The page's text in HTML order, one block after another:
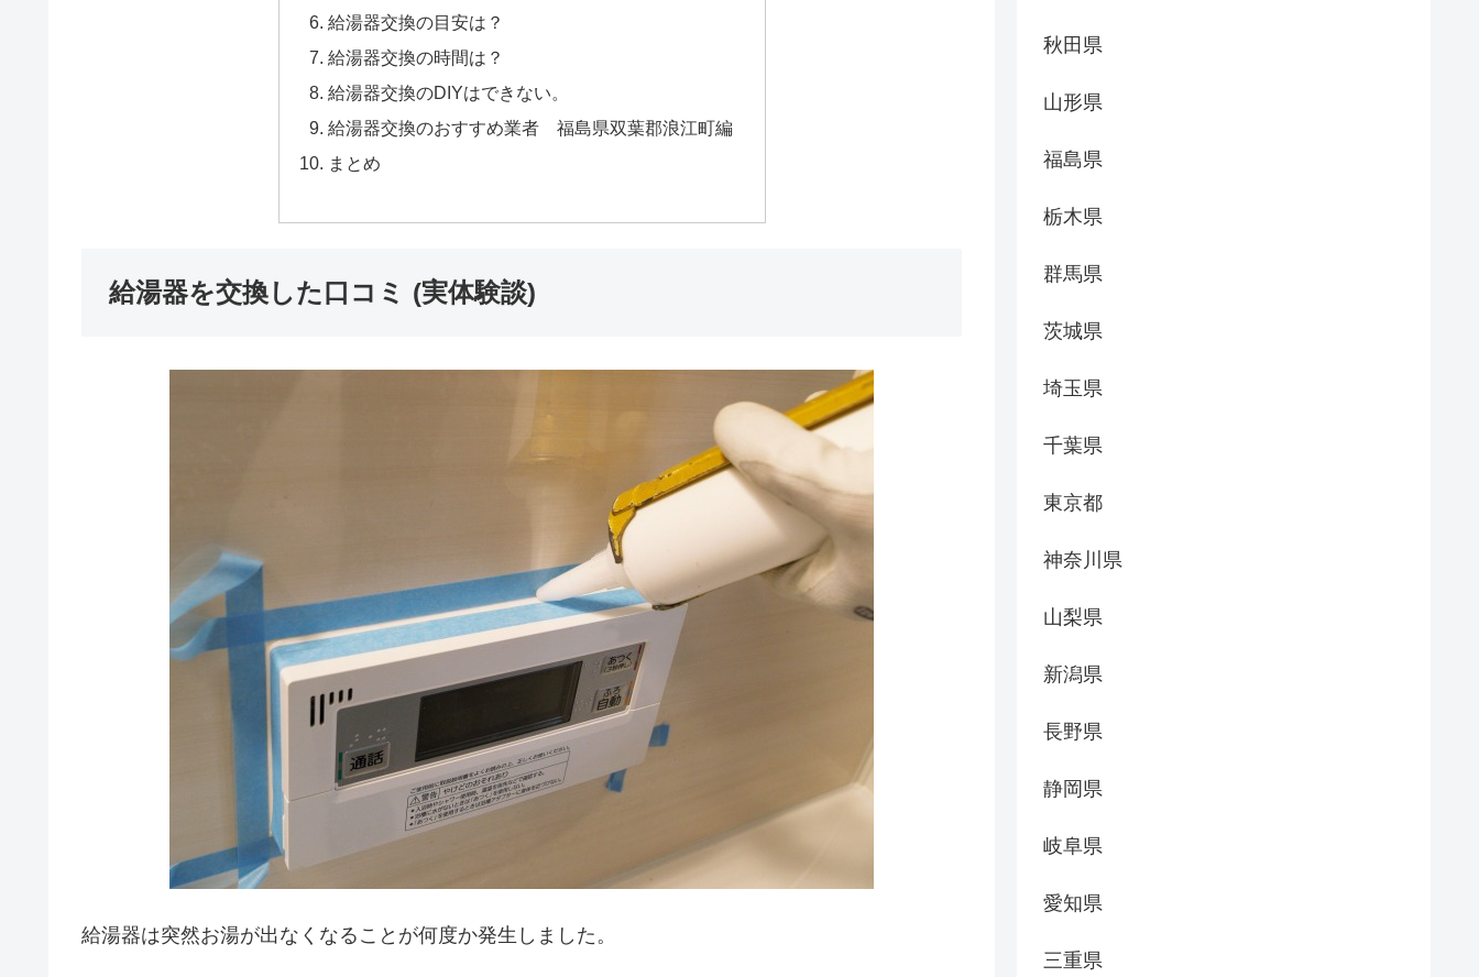
給湯器交換の目安は？
給湯器交換の時間は？
給湯器交換のDIYはできない。
給湯器交換のおすすめ業者 福島県双葉郡浪江町編
まとめ
給湯器を交換した口コミ (実体験談)
給湯器は突然お湯が出なくなることが何度か発生しました。
秋田県
山形県
福島県
栃木県
群馬県
茨城県
埼玉県
千葉県
東京都
神奈川県
山梨県
新潟県
長野県
静岡県
岐阜県
愛知県
三重県